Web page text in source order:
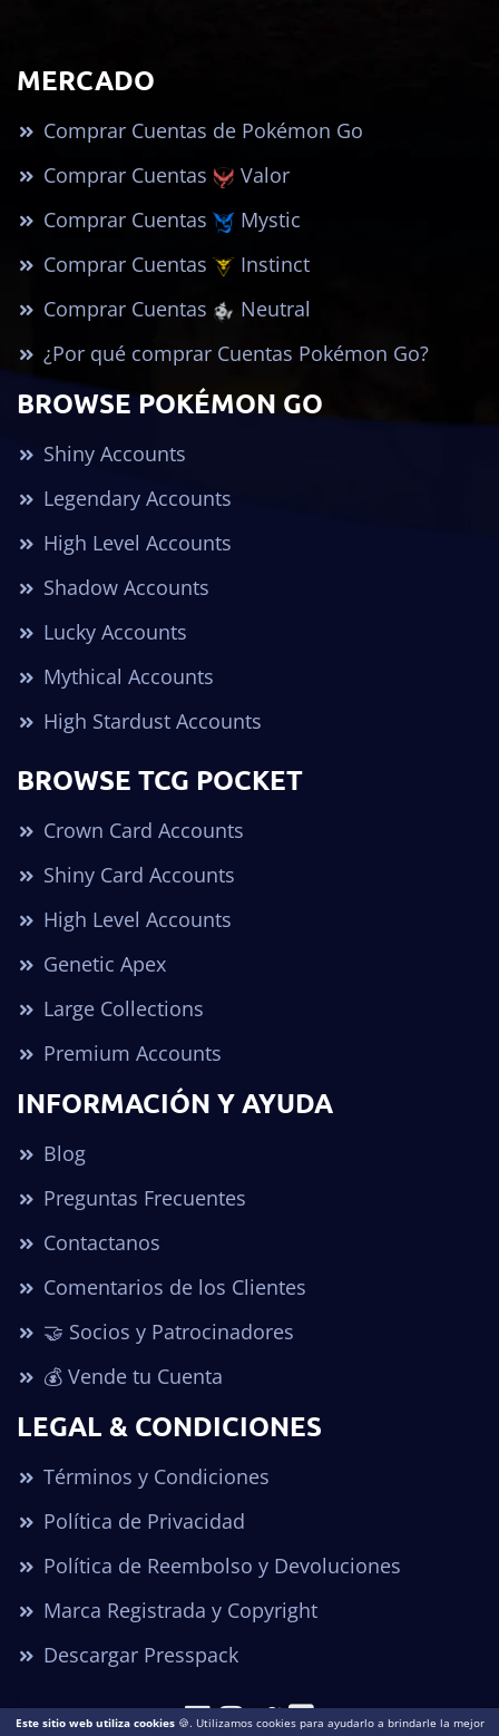
MERCADO
Comprar Cuentas de Pokémon Go
Comprar Cuentas
Valor
Comprar Cuentas
Mystic
Comprar Cuentas
Instinct
Comprar Cuentas
Neutral
¿Por qué comprar Cuentas Pokémon Go?
BROWSE POKÉMON GO
Shiny Accounts
Legendary Accounts
High Level Accounts
Shadow Accounts
Lucky Accounts
Mythical Accounts
High Stardust Accounts
BROWSE TCG POCKET
Crown Card Accounts
Shiny Card Accounts
High Level Accounts
Genetic Apex
Large Collections
Premium Accounts
INFORMACIÓN Y AYUDA
Blog
Preguntas Frecuentes
Contactanos
Comentarios de los Clientes
🤝 Socios y Patrocinadores
💰 Vende tu Cuenta
LEGAL & CONDICIONES
Términos y Condiciones
Política de Privacidad
Política de Reembolso y Devoluciones
Marca Registrada y Copyright
Descargar Presspack
Este sitio web utiliza cookies🍪. Utilizamos cookies para ayudarlo a brindarle la mejor